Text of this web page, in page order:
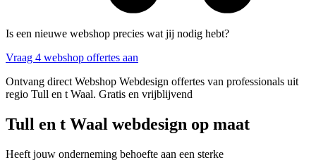
Is een nieuwe webshop precies wat jij nodig hebt?
Vraag 4 webshop offertes aan
Ontvang direct Webshop Webdesign offertes van professionals uit
regio Tull en t Waal. Gratis en vrijblijvend
Tull en t Waal webdesign op maat
Heeft jouw onderneming behoefte aan een sterke